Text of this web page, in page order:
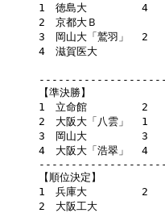
1　徳島大		4	７’２８”２７
2　京都大Ｂ		1	７’００”３３
3　岡山大「鷲羽」	2	７’０１”４５
4　滋賀医大		3	７’１２”５９
【準決勝】
1　立命館		2	７’１４”５９
2　大阪大「八雲」	1	７’１０”９１
3　岡山大		3	７’２２”９５
4　大阪大「浩翠」	4	７’２７”２３
【順位決定】
1　兵庫大		2	７’０５”１４
2　大阪工大		4	７’０９”６２